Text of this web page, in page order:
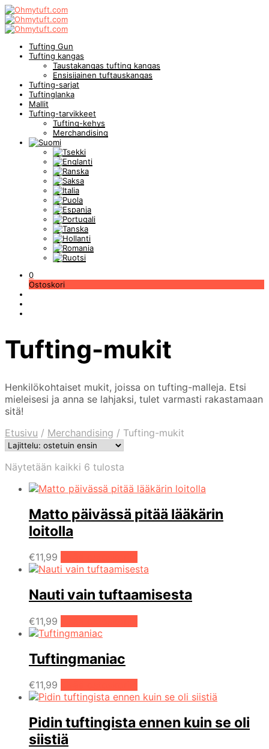
Tufting Gun
Tufting kangas
Taustakangas tufting kangas
Ensisijainen tuftauskangas
Tufting-sarjat
Tuftinglanka
Mallit
Tufting-tarvikkeet
Tufting-kehys
Merchandising
0
Ostoskori
Tufting-mukit
Henkilökohtaiset mukit, joissa on tufting-malleja. Etsi
mieleisesi ja anna se lahjaksi, tulet varmasti rakastamaan
sitä!
Etusivu / Merchandising / Tufting-mukit
Näytetään kaikki 6 tulosta
Matto päivässä pitää lääkärin
loitolla
€11,99
Nauti vain tuftaamisesta
€11,99
Tuftingmaniac
€11,99
Pidin tuftingista ennen kuin se oli
siistiä